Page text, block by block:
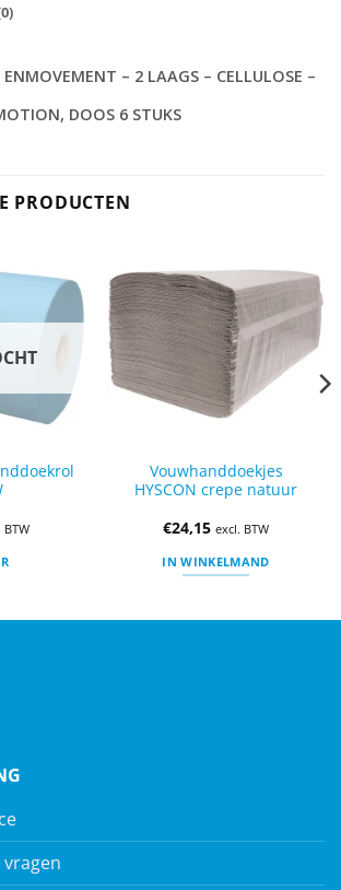
– 2 LAAGS – CELLULOSE –
DOOS 6 STUKS
PRODUCTEN
BTW
Vouwhanddoekjes
HYSCON crepe natuur
€24,15 excl. BTW
IN WINKELMAND